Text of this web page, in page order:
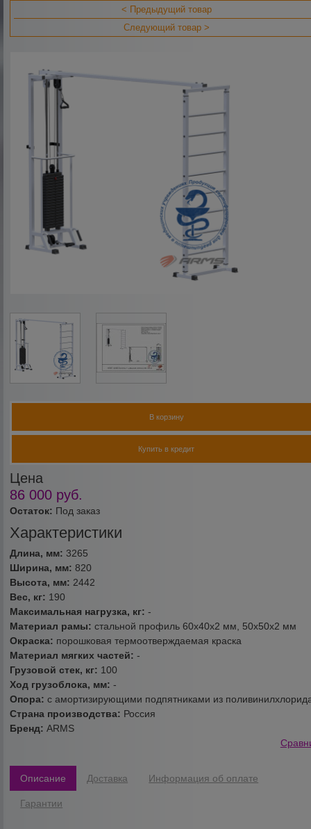
< Предыдущий товар
Следующий товар >
Остаток: Под заказ
Характеристики
Длина, мм: 3265
Ширина, мм:820
Высота, мм: 2442
Вес, кг: 190
Максимальная нагрузка, кг:-
Материал рамы:стальной профиль 60х40х2 мм, 50х50х2 мм
Окраска: порошковая термоотверждаемая краска
Материал мягких частей:-
Грузовой стек, кг: 100
Ход грузоблока, мм:-
Опора:с амортизирующими подпятниками из
Страна производства: Россия
Бренд:ARMS
Цена
86 000 руб.
В корзину
Купить в кредит
Описание Доставка Информация об оплате
Гарантии